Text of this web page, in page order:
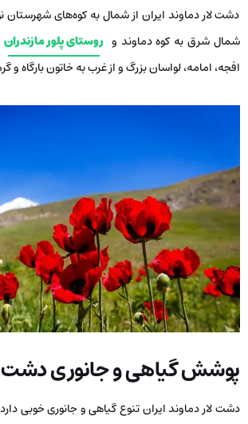
دشت لار دماوند ایران از شمال به کوه‌های شهرستان
شمال شرق به کوه دماوند و روستای پلور مازندران
افجه، امامه، لواسان بزرگ و از غرب به خاتون بارگاه و
پوشش گیاهی و جانوری دشت
دشت لار دماوند ایران تنوع گیاهی و جانوری خوبی